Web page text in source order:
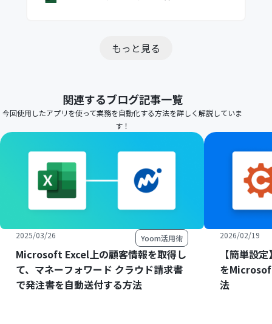
もっと見る
関連するブログ記事一覧
今回使用したアプリを使って業務を自動化する方法を詳しく解説していま
す！
2025/03/26 Yoom活用術
Microsoft Excel上の顧客情報を取得し
て、マネーフォワード クラウド請求書
で発注書を自動送付する方法
2026/02/19
【簡単設
を
法